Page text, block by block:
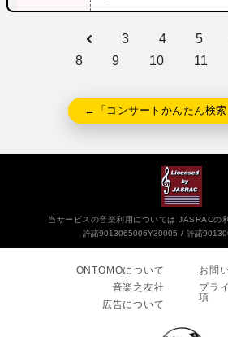
3 4 5
8
9 10 11
←「コンサートかんたん検索
当サービスの音楽利用については JASRACの
許諾9013065006Y30005
許諾
ONTOMOについて
音楽之友社
広告について
お問
プラ
項